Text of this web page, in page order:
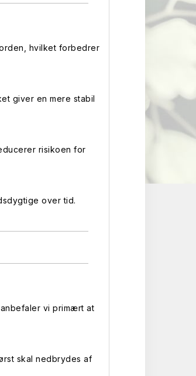
hvilket forbedrer
giver en mere stabil
risikoen for
over tid.
vi primært at
skal nedbrydes af